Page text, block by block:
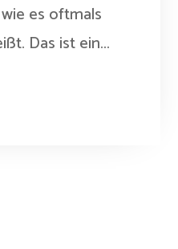
es oftmals
Das ist ein...